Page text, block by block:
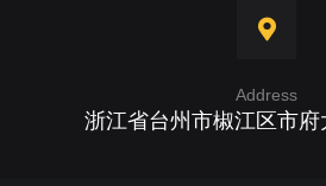
Address
浙江省台州市椒江区市